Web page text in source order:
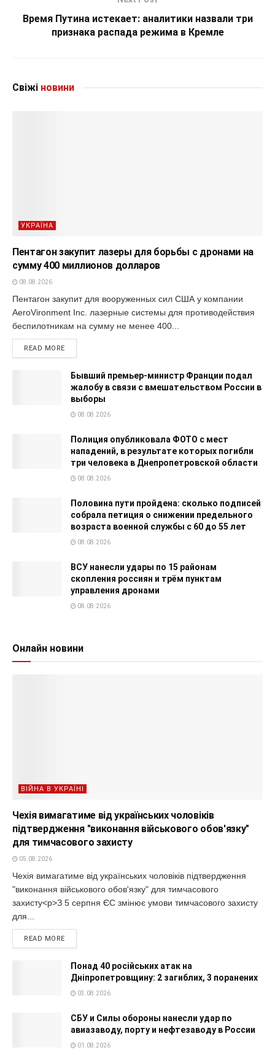
Время Путина истекает: аналитики назвали три
признака распада режима в Кремле
Свіжі новини
УКРАЇНА
Пентагон закупит лазеры для борьбы с дронами на
сумму 400 миллионов долларов
08.08.2026
Пентагон закупит для вооруженных сил США у компании
AeroVironment Inc. лазерные системы для противодействия
беспилотникам на сумму не менее 400...
READ MORE
Бывший премьер-министр Франции подал
жалобу в связи с вмешательством России в
выборы
08.08.2026
Полиция опубликовала ФОТО с мест
нападений, в результате которых погибли
три человека в Днепропетровской области
08.08.2026
Половина пути пройдена: сколько подписей
собрала петиция о снижении предельного
возраста военной службы с 60 до 55 лет
08.08.2026
ВСУ нанесли удары по 15 районам
скопления россиян и трём пунктам
управления дронами
08.08.2026
Онлайн новини
ВІЙНА В УКРАЇНІ
Чехія вимагатиме від українських чоловіків
підтвердження "виконання військового обов'язку"
для тимчасового захисту
05.08.2026
Чехія вимагатиме від українських чоловіків підтвердження
"виконання військового обов'язку" для тимчасового
захисту<p>З 5 серпня ЄС змінює умови тимчасового захисту
для...
READ MORE
Понад 40 російських атак на
Дніпропетровщину: 2 загиблих, 3 поранених
03.08.2026
СБУ и Силы обороны нанесли удар по
авиазаводу, порту и нефтезаводу в России
01.08.2026